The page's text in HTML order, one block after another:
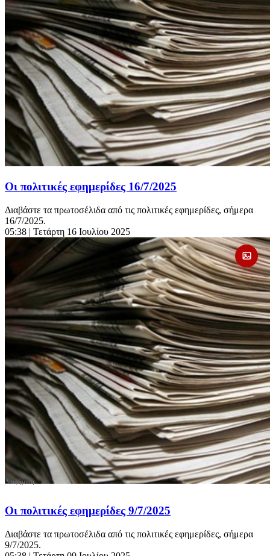
Οι πολιτικές εφημερίδες 16/7/2025
Διαβάστε τα πρωτοσέλιδα από τις πολιτικές εφημερίδες, σήμερα
16/7/2025.
05:38 | Τετάρτη 16 Ιουλίου 2025
Οι πολιτικές εφημερίδες 9/7/2025
Διαβάστε τα πρωτοσέλιδα από τις πολιτικές εφημερίδες, σήμερα
9/7/2025.